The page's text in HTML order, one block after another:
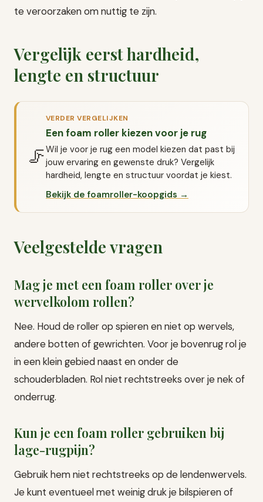
te veroorzaken om nuttig te zijn.
Vergelijk eerst hardheid,
lengte en structuur
🦵
VERDER VERGELIJKEN
Een foam roller kiezen voor je rug
Wil je voor je rug een model kiezen dat past bij
jouw ervaring en gewenste druk? Vergelijk
hardheid, lengte en structuur voordat je kiest.
Bekijk de foamroller-koopgids →
Veelgestelde vragen
Mag je met een foam roller over je
wervelkolom rollen?
Nee. Houd de roller op spieren en niet op wervels,
andere botten of gewrichten. Voor je bovenrug rol je
in een klein gebied naast en onder de
schouderbladen. Rol niet rechtstreeks over je nek of
onderrug.
Kun je een foam roller gebruiken bij
lage-rugpijn?
Gebruik hem niet rechtstreeks op de lendenwervels.
Je kunt eventueel met weinig druk je bilspieren of